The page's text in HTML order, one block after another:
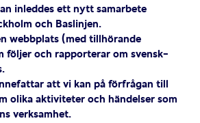
inleddes ett nytt samarbete
och Baslinjen.
webbplats (med tillhörande
följer och rapporterar om svensk-
att vi kan på förfrågan till
olika aktiviteter och händelser som
verksamhet.